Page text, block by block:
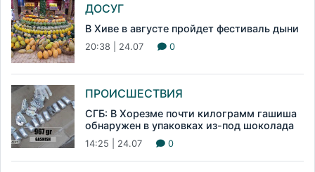
ДОСУГ
В Хиве в августе пройдет фестиваль дыни
20:38 | 24.07 0
ПРОИСШЕСТВИЯ
СГБ: В Хорезме почти килограмм гашиша
обнаружен в упаковках из-под шоколада
14:25 | 24.07 0